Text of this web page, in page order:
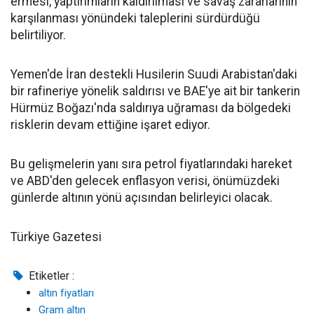
karşılanması yönündeki taleplerini sürdürdüğü
belirtiliyor.
Yemen'de İran destekli Husilerin Suudi Arabistan'daki
bir rafineriye yönelik saldırısı ve BAE'ye ait bir tankerin
Hürmüz Boğazı'nda saldırıya uğraması da bölgedeki
risklerin devam ettiğine işaret ediyor.
Bu gelişmelerin yanı sıra petrol fiyatlarındaki hareket
ve ABD'den gelecek enflasyon verisi, önümüzdeki
günlerde altının yönü açısından belirleyici olacak.
Türkiye Gazetesi
Etiketler :
altın fiyatları
Gram altın